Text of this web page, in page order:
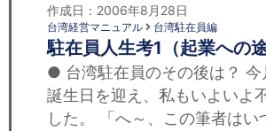
ＩＴ
飲食店情報
作成日：2006年8月28日
台湾経営マニュアル 台湾駐在員編
駐在員人生考1（起業への
● 台湾駐在員のその後は？
誕生日を迎え、私もいよいよ
した。 「へ～、この筆者はい